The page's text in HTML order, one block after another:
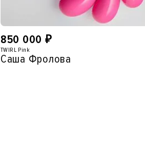
850 000 ₽
TWIRL Pink
Саша Фролова